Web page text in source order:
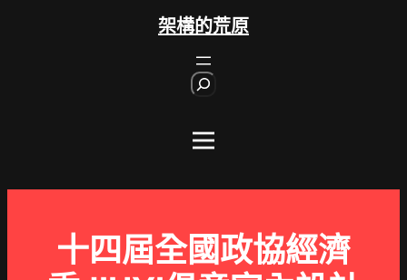
架構的荒原
十四屆全國政協經濟